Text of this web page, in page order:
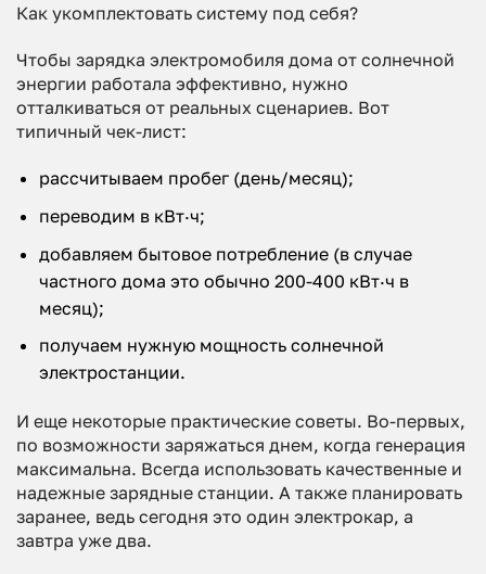
Как укомплектовать систему под себя?
Чтобы зарядка электромобиля дома от солнечной
энергии работала эффективно, нужно
отталкиваться от реальных сценариев. Вот
типичный чек-лист:
рассчитываем пробег (день/месяц);
переводим в кВт·ч;
добавляем бытовое потребление (в случае
частного дома это обычно 200-400 кВт·ч в
месяц);
получаем нужную мощность солнечной
электростанции.
И еще некоторые практические советы. Во-первых,
по возможности заряжаться днем, когда генерация
максимальна. Всегда использовать качественные и
надежные зарядные станции. А также планировать
заранее, ведь сегодня это один электрокар, а
завтра уже два.